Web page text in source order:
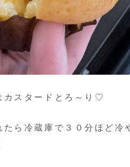
カスタードとろ～り♡
たら冷蔵庫で３０分ほど冷